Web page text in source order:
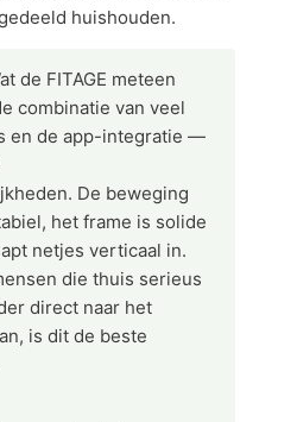
huishouden.
de FITAGE meteen
combinatie van veel
en de app-integratie —
De beweging
het frame is solide
netjes verticaal in.
die thuis serieus
direct naar het
is dit de beste